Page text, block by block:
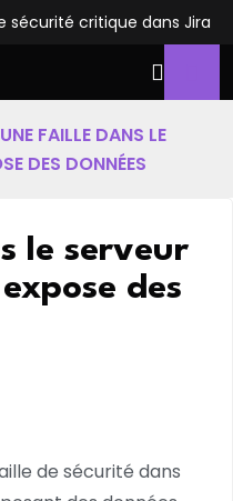
sécurité critique dans Jira
UNE FAILLE DANS LE
DES DONNÉES
le serveur
des
de sécurité dans